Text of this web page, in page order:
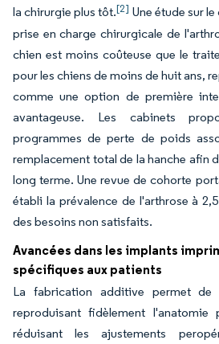
la chirurgie plus tôt.[2] Une étude sur
prise en charge chirurgicale de
chien est moins coûteuse que le
pour les chiens de moins de huit ans,
comme une option de première
avantageuse. Les cabinets
programmes de perte de poids
remplacement total de la hanche afin
long terme. Une revue de cohorte
établi la prévalence de l'arthrose à
des besoins non satisfaits.
Avancées dans les implants
spécifiques aux patients
La fabrication additive permet de
reproduisant fidèlement l'anatomie
réduisant les ajustements